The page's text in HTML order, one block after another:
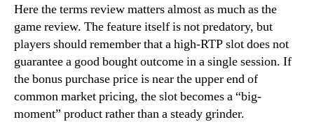
Here the terms review matters almost as much as the
game review. The feature itself is not predatory, but
players should remember that a high-RTP slot does not
guarantee a good bought outcome in a single session. If
the bonus purchase price is near the upper end of
common market pricing, the slot becomes a “big-
moment” product rather than a steady grinder.